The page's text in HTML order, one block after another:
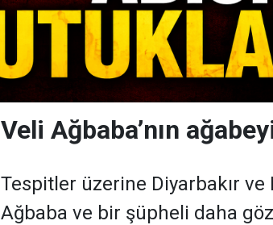
Veli Ağbaba’nın
Tespitler üzerine Diyarbakır ve
Ağbaba ve bir şüpheli daha